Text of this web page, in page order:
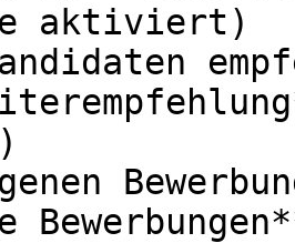
aktiviert)